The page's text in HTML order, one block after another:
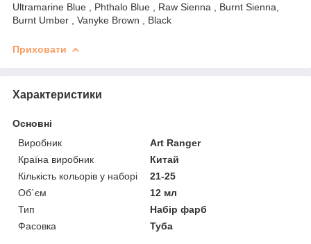
Ultramarine Blue , Phthalo Blue , Raw Sienna , Burnt Sienna,
Burnt Umber , Vanyke Brown , Black
Приховати
Характеристики
Основні
Виробник
Art Ranger
Країна виробник
Китай
Кількість кольорів у наборі
21-25
Об`єм
12 мл
Тип
Набір фарб
Фасовка
Туба